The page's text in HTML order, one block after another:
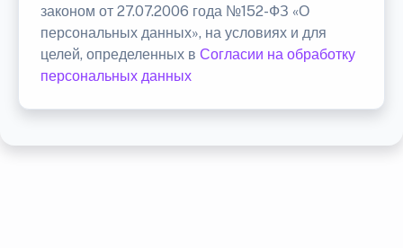
законом от 27.07.2006 года №152-ФЗ «О
персональных данных», на условиях и для
целей, определенных в Согласии на обработку
персональных данных